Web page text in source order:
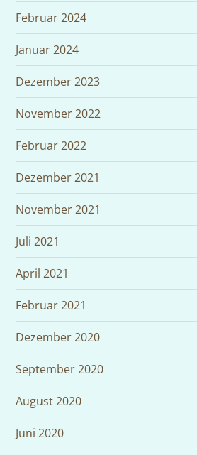
Februar 2024
Januar 2024
Dezember 2023
November 2022
Februar 2022
Dezember 2021
November 2021
Juli 2021
April 2021
Februar 2021
Dezember 2020
September 2020
August 2020
Juni 2020